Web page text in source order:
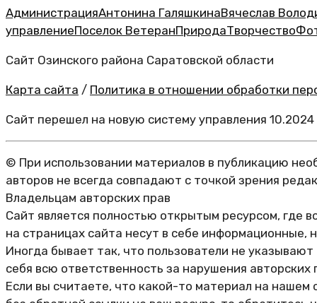
АдминистрацияАнтонина ГаляшкинаВячеслав
управлениеПоселок ВетеранПриродаТворчество
Сайт Озинского района Саратовской области
Карта сайта / Политика в отношении обработки
Сайт перешел на новую систему управления 10.2024
© При использовании материалов в публикацию
авторов не всегда совпадают с точкой зрения
Владельцам авторских прав
Сайт является полностью открытым ресурсом, где
на страницах сайта несут в себе информационные,
Иногда бывает так, что пользователи не
себя всю ответственность за нарушения авторских
Если вы считаете, что какой-то материал на